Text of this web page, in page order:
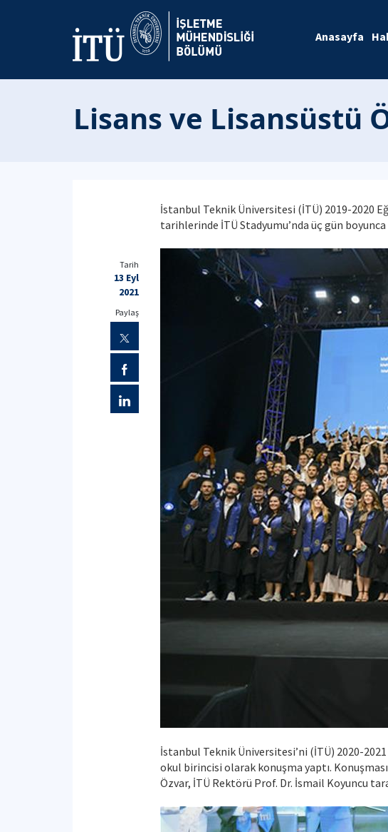
Anasayfa
Lisans ve Lisansüstü
İstanbul Teknik Üniversitesi (İTÜ) 2019-2020
tarihlerinde İTÜ Stadyumu’nda üç gün
İstanbul Teknik Üniversitesi’ni (İTÜ) 2020-
okul birincisi olarak konuşma yaptı.
Özvar, İTÜ Rektörü Prof. Dr. İsmail Koyuncu
Tarih
13 Eyl
2021
Paylaş